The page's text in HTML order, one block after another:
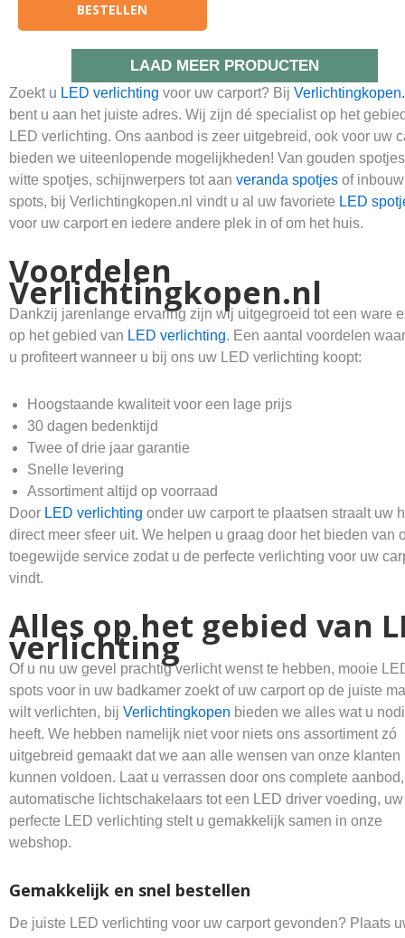
BESTELLEN
LAAD MEER PRODUCTEN
Zoekt u LED verlichting voor uw carport? Bij
bent u aan het juiste adres. Wij zijn dé specialist op het
LED verlichting. Ons aanbod is zeer uitgebreid, ook voor uw
bieden we uiteenlopende mogelijkheden! Van gouden
witte spotjes, schijnwerpers tot aan veranda spotjes of
spots, bij Verlichtingkopen.nl vindt u al uw favoriete LED
voor uw carport en iedere andere plek in of om het huis.
Voordelen
Verlichtingkopen.nl
Dankzij jarenlange ervaring zijn wij uitgegroeid tot een ware
op het gebied van LED verlichting. Een aantal voordelen
u profiteert wanneer u bij ons uw LED verlichting koopt:
Hoogstaande kwaliteit voor een lage prijs
30 dagen bedenktijd
Twee of drie jaar garantie
Snelle levering
Assortiment altijd op voorraad
Door LED verlichting onder uw carport te plaatsen straalt uw
direct meer sfeer uit. We helpen u graag door het bieden van
toegewijde service zodat u de perfecte verlichting voor uw
vindt.
Alles op het gebied van
verlichting
Of u nu uw gevel prachtig verlicht wenst te hebben, mooie
spots voor in uw badkamer zoekt of uw carport op de juiste
wilt verlichten, bij Verlichtingkopen bieden we alles wat u
heeft. We hebben namelijk niet voor niets ons assortiment zó
uitgebreid gemaakt dat we aan alle wensen van onze klanten
kunnen voldoen. Laat u verrassen door ons complete
automatische lichtschakelaars tot een LED driver voeding, uw
perfecte LED verlichting stelt u gemakkelijk samen in onze
webshop.
Gemakkelijk en snel bestellen
De juiste LED verlichting voor uw carport gevonden? Plaats